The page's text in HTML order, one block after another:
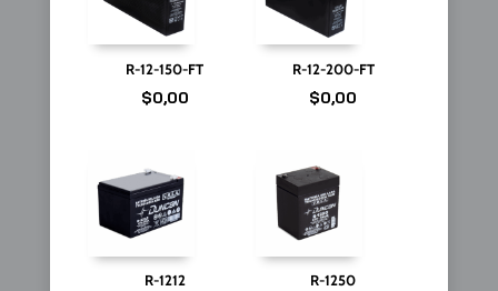
R-12-150-FT
$0,00
R-12-200-FT
$0,00
R-1212 R-1250